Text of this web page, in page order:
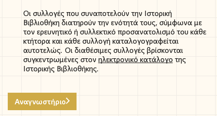
Οι συλλογές που συναποτελούν την Ιστορική
Βιβλιοθήκη διατηρούν την ενότητά τους, σύμφωνα με
τον ερευνητικό ή συλλεκτικό προσανατολισμό του κάθε
κτήτορα και κάθε συλλογήκαταλογογραφείται
αυτοτελώς. Οι διαθέσιμες συλλογές βρίσκονται
συγκεντρωμένες στονηλεκτρονικό κατάλογο της
Ιστορικής Βιβλιοθήκης.
Αναγνωστήριο